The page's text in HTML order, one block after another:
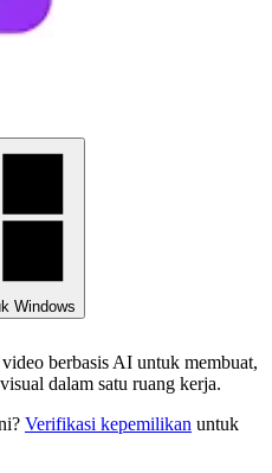
Windows
berbasis AI untuk membuat,
dalam satu ruang kerja.
Verifikasi kepemilikan untuk